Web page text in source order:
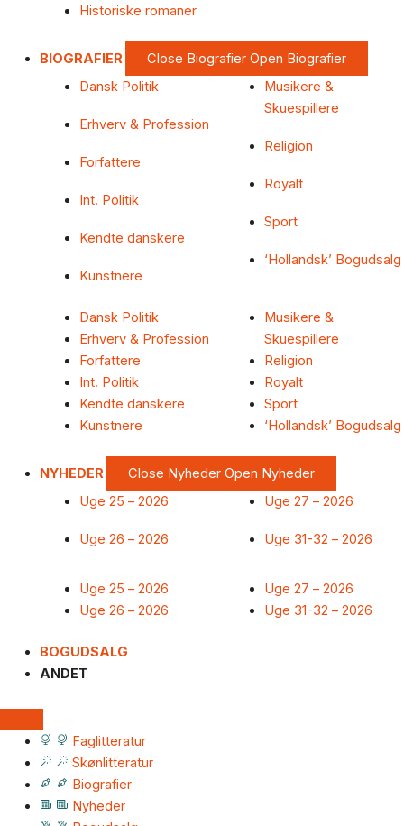
Historiske romaner
BIOGRAFIER Close Biografier Open Biografier
Dansk Politik
Erhverv & Profession
Forfattere
Int. Politik
Kendte danskere
Kunstnere
Musikere &
Skuespillere
Religion
Royalt
Sport
‘Hollandsk’ Bogudsalg
Dansk Politik
Erhverv & Profession
Forfattere
Int. Politik
Kendte danskere
Kunstnere
Musikere &
Skuespillere
Religion
Royalt
Sport
‘Hollandsk’ Bogudsalg
NYHEDER Close Nyheder Open Nyheder
Uge 25 – 2026
Uge 26 – 2026
Uge 27 – 2026
Uge 31-32 – 2026
Uge 25 – 2026
Uge 26 – 2026
Uge 27 – 2026
Uge 31-32 – 2026
BOGUDSALG
ANDET
Faglitteratur
Skønlitteratur
Biografier
Nyheder